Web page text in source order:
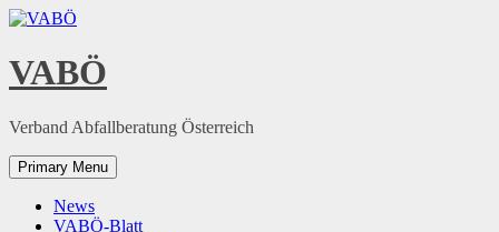
Skip
content
VABÖ
Verband Abfallberatung Österreich
Primary Menu
News
VABÖ-Blatt